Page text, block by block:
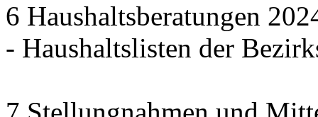
6 Haushaltsberatungen
- Haushaltslisten der